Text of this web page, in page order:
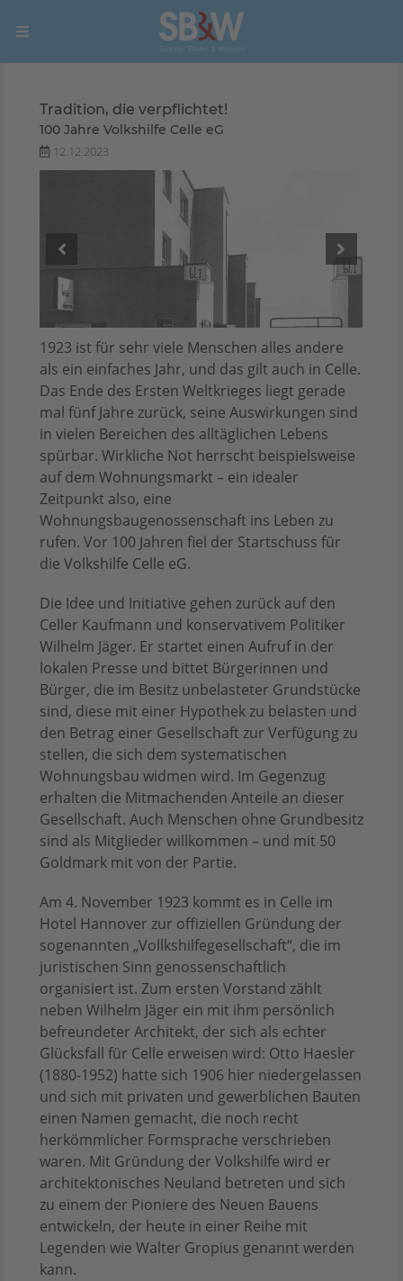
Tradition, die verpflichtet!
100 Jahre Volkshilfe Celle eG
12.12.2023
1923 ist für sehr viele Menschen alles andere
als ein einfaches Jahr, und das gilt auch in Celle.
Das Ende des Ersten Weltkrieges liegt gerade
mal fünf Jahre zurück, seine Auswirkungen sind
in vielen Bereichen des alltäglichen Lebens
spürbar. Wirkliche Not herrscht beispielsweise
auf dem Wohnungsmarkt – ein idealer
Zeitpunkt also, eine
Wohnungsbaugenossenschaft ins Leben zu
rufen. Vor 100 Jahren fiel der Startschuss für
die Volkshilfe Celle eG.
Die Idee und Initiative gehen zurück auf den
Celler Kaufmann und konservativem Politiker
Wilhelm Jäger. Er startet einen Aufruf in der
lokalen Presse und bittet Bürgerinnen und
Bürger, die im Besitz unbelasteter Grundstücke
sind, diese mit einer Hypothek zu belasten und
den Betrag einer Gesellschaft zur Verfügung zu
stellen, die sich dem systematischen
Wohnungsbau widmen wird. Im Gegenzug
erhalten die Mitmachenden Anteile an dieser
Gesellschaft. Auch Menschen ohne Grundbesitz
sind als Mitglieder willkommen – und mit 50
Goldmark mit von der Partie.
Am 4. November 1923 kommt es in Celle im
Hotel Hannover zur offiziellen Gründung der
sogenannten „Vollkshilfegesellschaft“, die im
juristischen Sinn genossenschaftlich
organisiert ist. Zum ersten Vorstand zählt
neben Wilhelm Jäger ein mit ihm persönlich
befreundeter Architekt, der sich als echter
Glücksfall für Celle erweisen wird: Otto Haesler
(1880-1952) hatte sich 1906 hier niedergelassen
und sich mit privaten und gewerblichen Bauten
einen Namen gemacht, die noch recht
herkömmlicher Formsprache verschrieben
waren. Mit Gründung der Volkshilfe wird er
architektonisches Neuland betreten und sich
zu einem der Pioniere des Neuen Bauens
entwickeln, der heute in einer Reihe mit
Legenden wie Walter Gropius genannt werden
kann.